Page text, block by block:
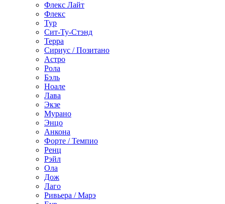
Флекс Лайт
Флекс
Тур
Сит-Ту-Стэнд
Терра
Сириус / Позитано
Астро
Рола
Бэль
Ноале
Лава
Экзе
Мурано
Энцо
Анкона
Форте / Темпио
Ренц
Рэйл
Ола
Дож
Лаго
Ривьера / Марэ